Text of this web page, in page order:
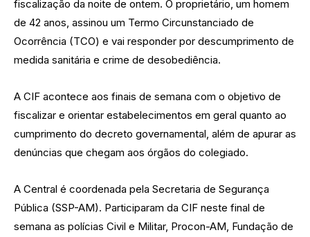
fiscalização da noite de ontem. O proprietário, um homem
de 42 anos, assinou um Termo Circunstanciado de
Ocorrência (TCO) e vai responder por descumprimento de
medida sanitária e crime de desobediência.
A CIF acontece aos finais de semana com o objetivo de
fiscalizar e orientar estabelecimentos em geral quanto ao
cumprimento do decreto governamental, além de apurar as
denúncias que chegam aos órgãos do colegiado.
A Central é coordenada pela Secretaria de Segurança
Pública (SSP-AM). Participaram da CIF neste final de
semana as polícias Civil e Militar, Procon-AM, Fundação de